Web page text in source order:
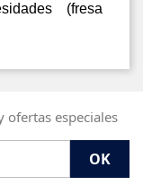
(fresa
ofertas especiales